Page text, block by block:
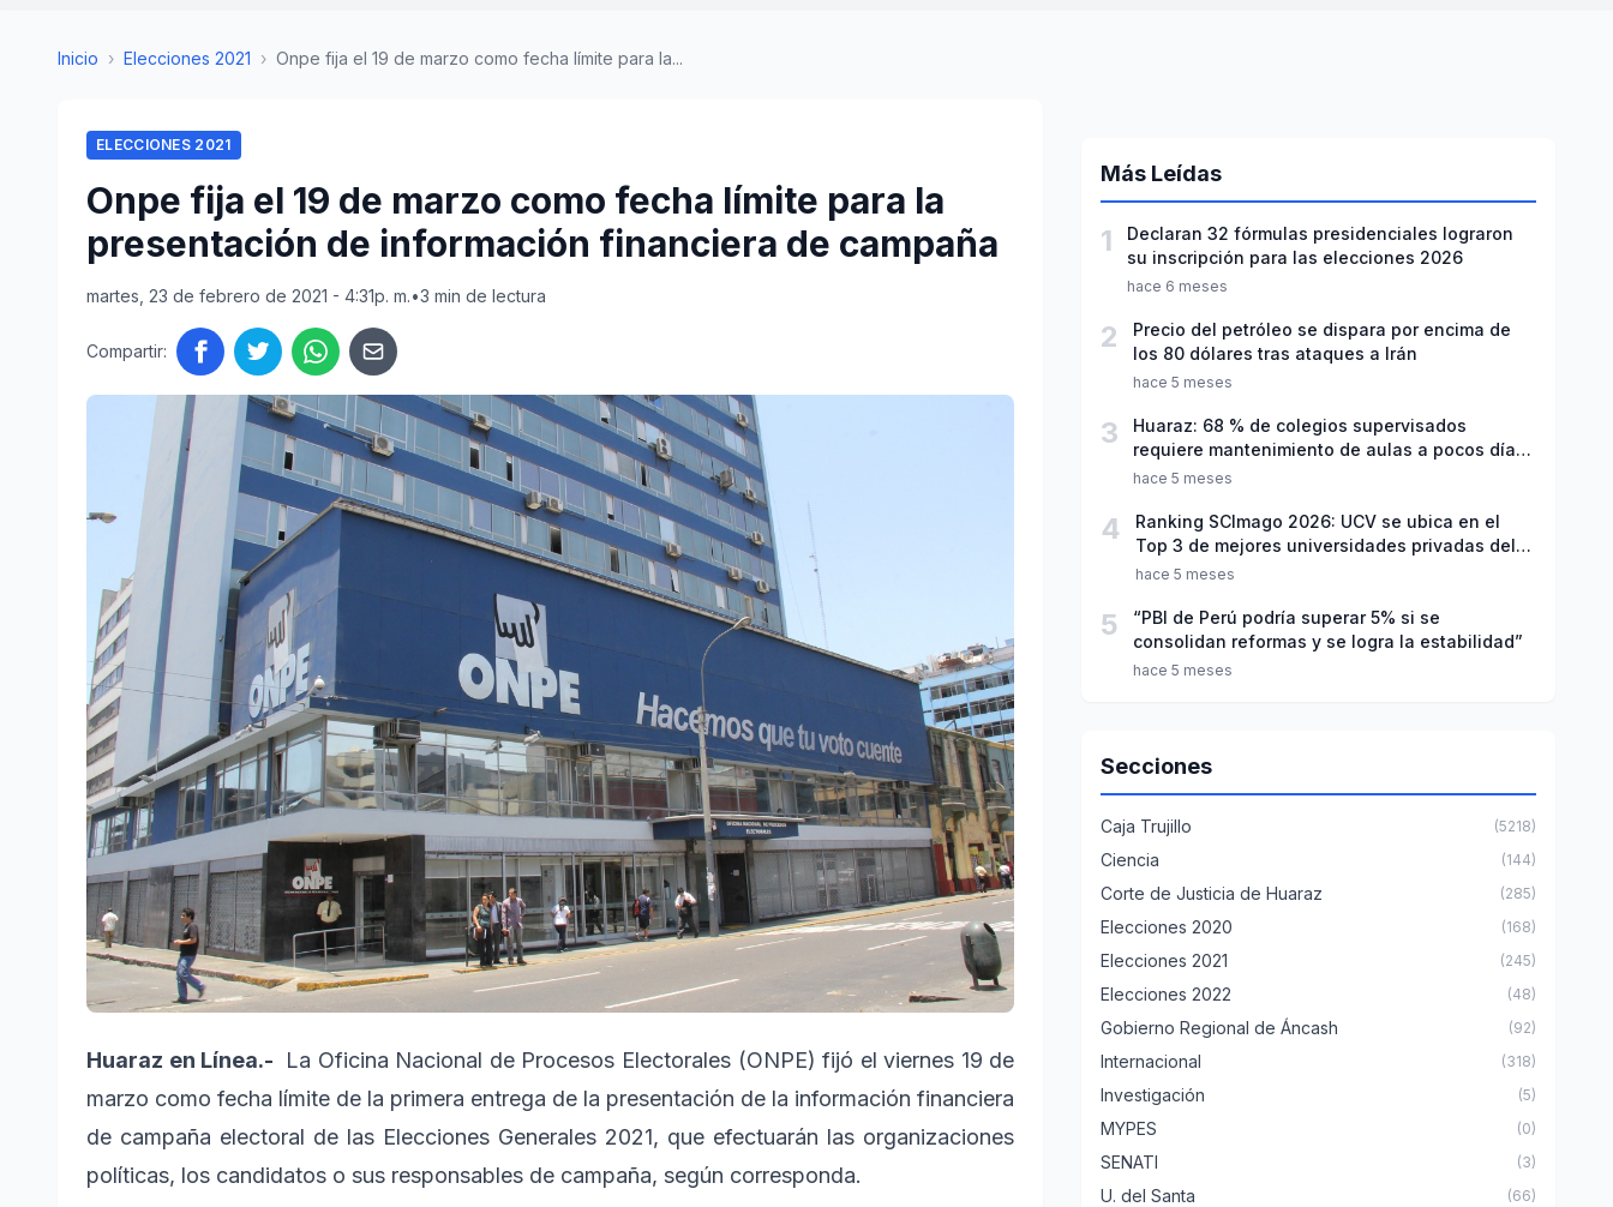
Inicio › Elecciones 2021 › Onpe fija el 19 de marzo como fecha límite para la...
ELECCIONES 2021
Onpe fija el 19 de marzo como fecha límite para la
presentación de información financiera de campaña
martes, 23 de febrero de 2021 - 4:31p. m.•3 min de lectura
Compartir:
Huaraz en Línea.-
La Oficina Nacional de Procesos Electorales (ONPE) fijó el viernes 19 de
marzo como fecha límite de la primera entrega de la presentación de la información financiera
de campaña electoral de las Elecciones Generales 2021, que efectuarán las organizaciones
políticas, los candidatos o sus responsables de campaña, según corresponda.
Más Leídas
1
Declaran 32 fórmulas presidenciales lograron
su inscripción para las elecciones 2026
hace 6 meses
2
Precio del petróleo se dispara por encima de
los 80 dólares tras ataques a Irán
hace 5 meses
3
Huaraz: 68 % de colegios supervisados
requiere mantenimiento de aulas a pocos días
de inicio del año escolar 2026
hace 5 meses
4
Ranking SCImago 2026: UCV se ubica en el
Top 3 de mejores universidades privadas del
Perú
hace 5 meses
5
“PBI de Perú podría superar 5% si se
consolidan reformas y se logra la estabilidad”
hace 5 meses
Secciones
Caja Trujillo (5218)
Ciencia (144)
Corte de Justicia de Huaraz (285)
Elecciones 2020 (168)
Elecciones 2021 (245)
Elecciones 2022 (48)
Gobierno Regional de Áncash (92)
Internacional (318)
Investigación (5)
MYPES (0)
SENATI (3)
U. del Santa (66)